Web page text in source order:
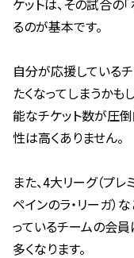
ケットは、その試合の
るのが基本です。
自分が応援している
たくなってしまうかも
能なチケット数が圧
性は高くありません。
また、4大リーグ（プレ
ペインのラ・リーガ）
っているチームの会
多くなります。